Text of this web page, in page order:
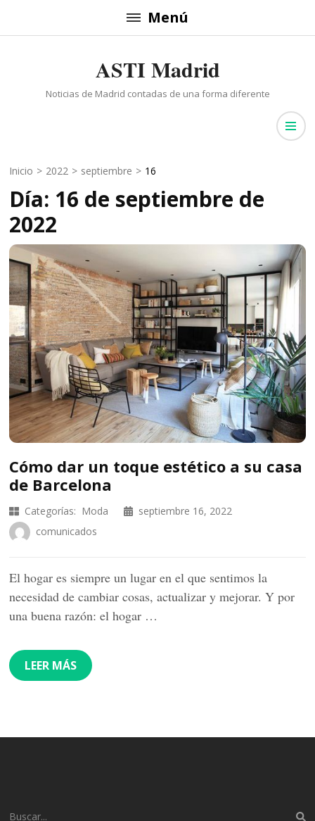
al
Menú
ASTI Madrid
Noticias de Madrid contadas de una forma diferente
Inicio > 2022 > septiembre > 16
Día: 16 de septiembre de
2022
Cómo dar un toque estético a su casa
de Barcelona
Categorías: Moda
septiembre 16, 2022
comunicados
El hogar es siempre un lugar en el que sentimos la
necesidad de cambiar cosas, actualizar y mejorar. Y por
una buena razón: el hogar …
LEER MÁS
Buscar: